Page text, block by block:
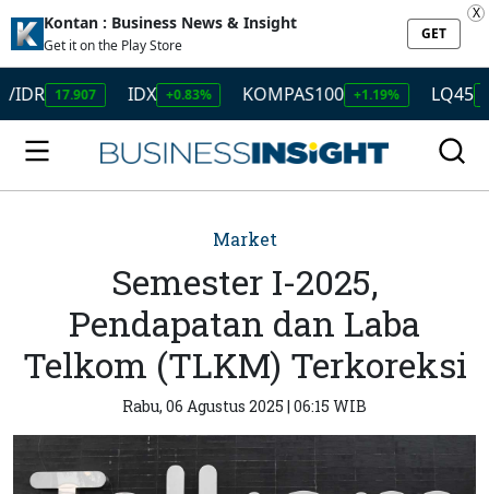
Kontan : Business News & Insight
Get it on the Play Store
GET
X
17.907 IDX +0.83% KOMPAS100 +1.19% LQ45 +1.33%
Market
Semester I-2025,
Pendapatan dan Laba
Telkom (TLKM) Terkoreksi
Rabu, 06 Agustus 2025 | 06:15 WIB